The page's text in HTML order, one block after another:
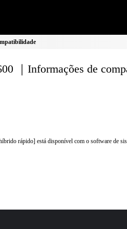
｜Informações de
rápido] está disponível com o software de